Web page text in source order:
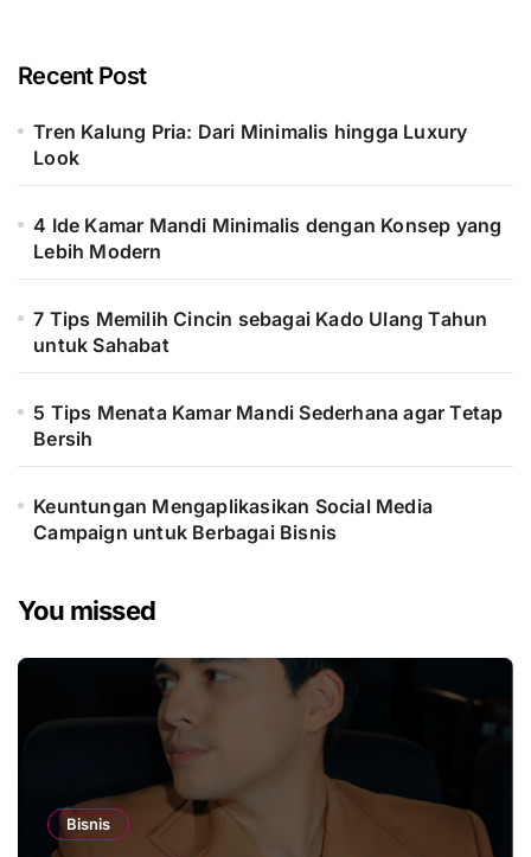
Recent Post
Tren Kalung Pria: Dari Minimalis hingga Luxury
Look
4 Ide Kamar Mandi Minimalis dengan Konsep yang
Lebih Modern
7 Tips Memilih Cincin sebagai Kado Ulang Tahun
untuk Sahabat
5 Tips Menata Kamar Mandi Sederhana agar Tetap
Bersih
Keuntungan Mengaplikasikan Social Media
Campaign untuk Berbagai Bisnis
You missed
Bisnis